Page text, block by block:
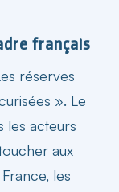
français
réserves
». Le
les acteurs
aux
les